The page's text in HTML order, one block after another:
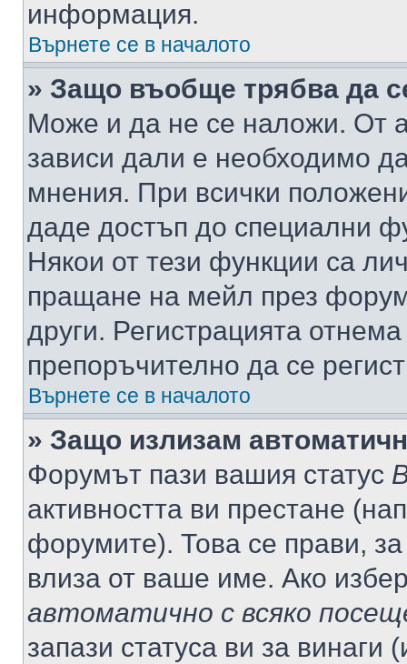
информация.
Върнете се в началото
» Защо въобще трябва да
Може и да не се наложи. От
зависи дали е необходимо
мнения. При всички
даде достъп до специални
Някои от тези функции са
пращане на мейл през
други. Регистрацията
препоръчително да се
Върнете се в началото
» Защо излизам
Форумът пази вашия статус
активността ви престане
форумите). Това се прави,
влиза от ваше име. Ако
автоматично с всяко
запази статуса ви за винаги